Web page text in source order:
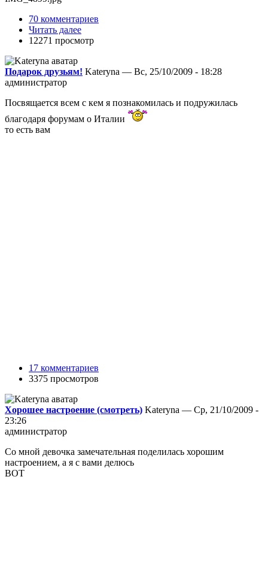
70 комментариев
Читать далее
12271 просмотр
Подарок друзьям! Kateryna — Вс, 25/10/2009 - 18:28
администратор
Посвящается всем с кем я познакомилась и подружилась
благодаря форумам о Италии
то есть вам
17 комментариев
3375 просмотров
Хорошее настроение (смотреть) Kateryna — Ср, 21/10/2009 -
23:26
администратор
Со мной девочка замечательная поделилась хорошим
настроением, а я с вами делюсь
ВОТ